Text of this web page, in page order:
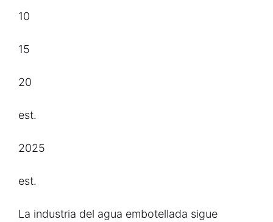
10
15
20
est.
2025
est.
La industria del agua embotellada sigue